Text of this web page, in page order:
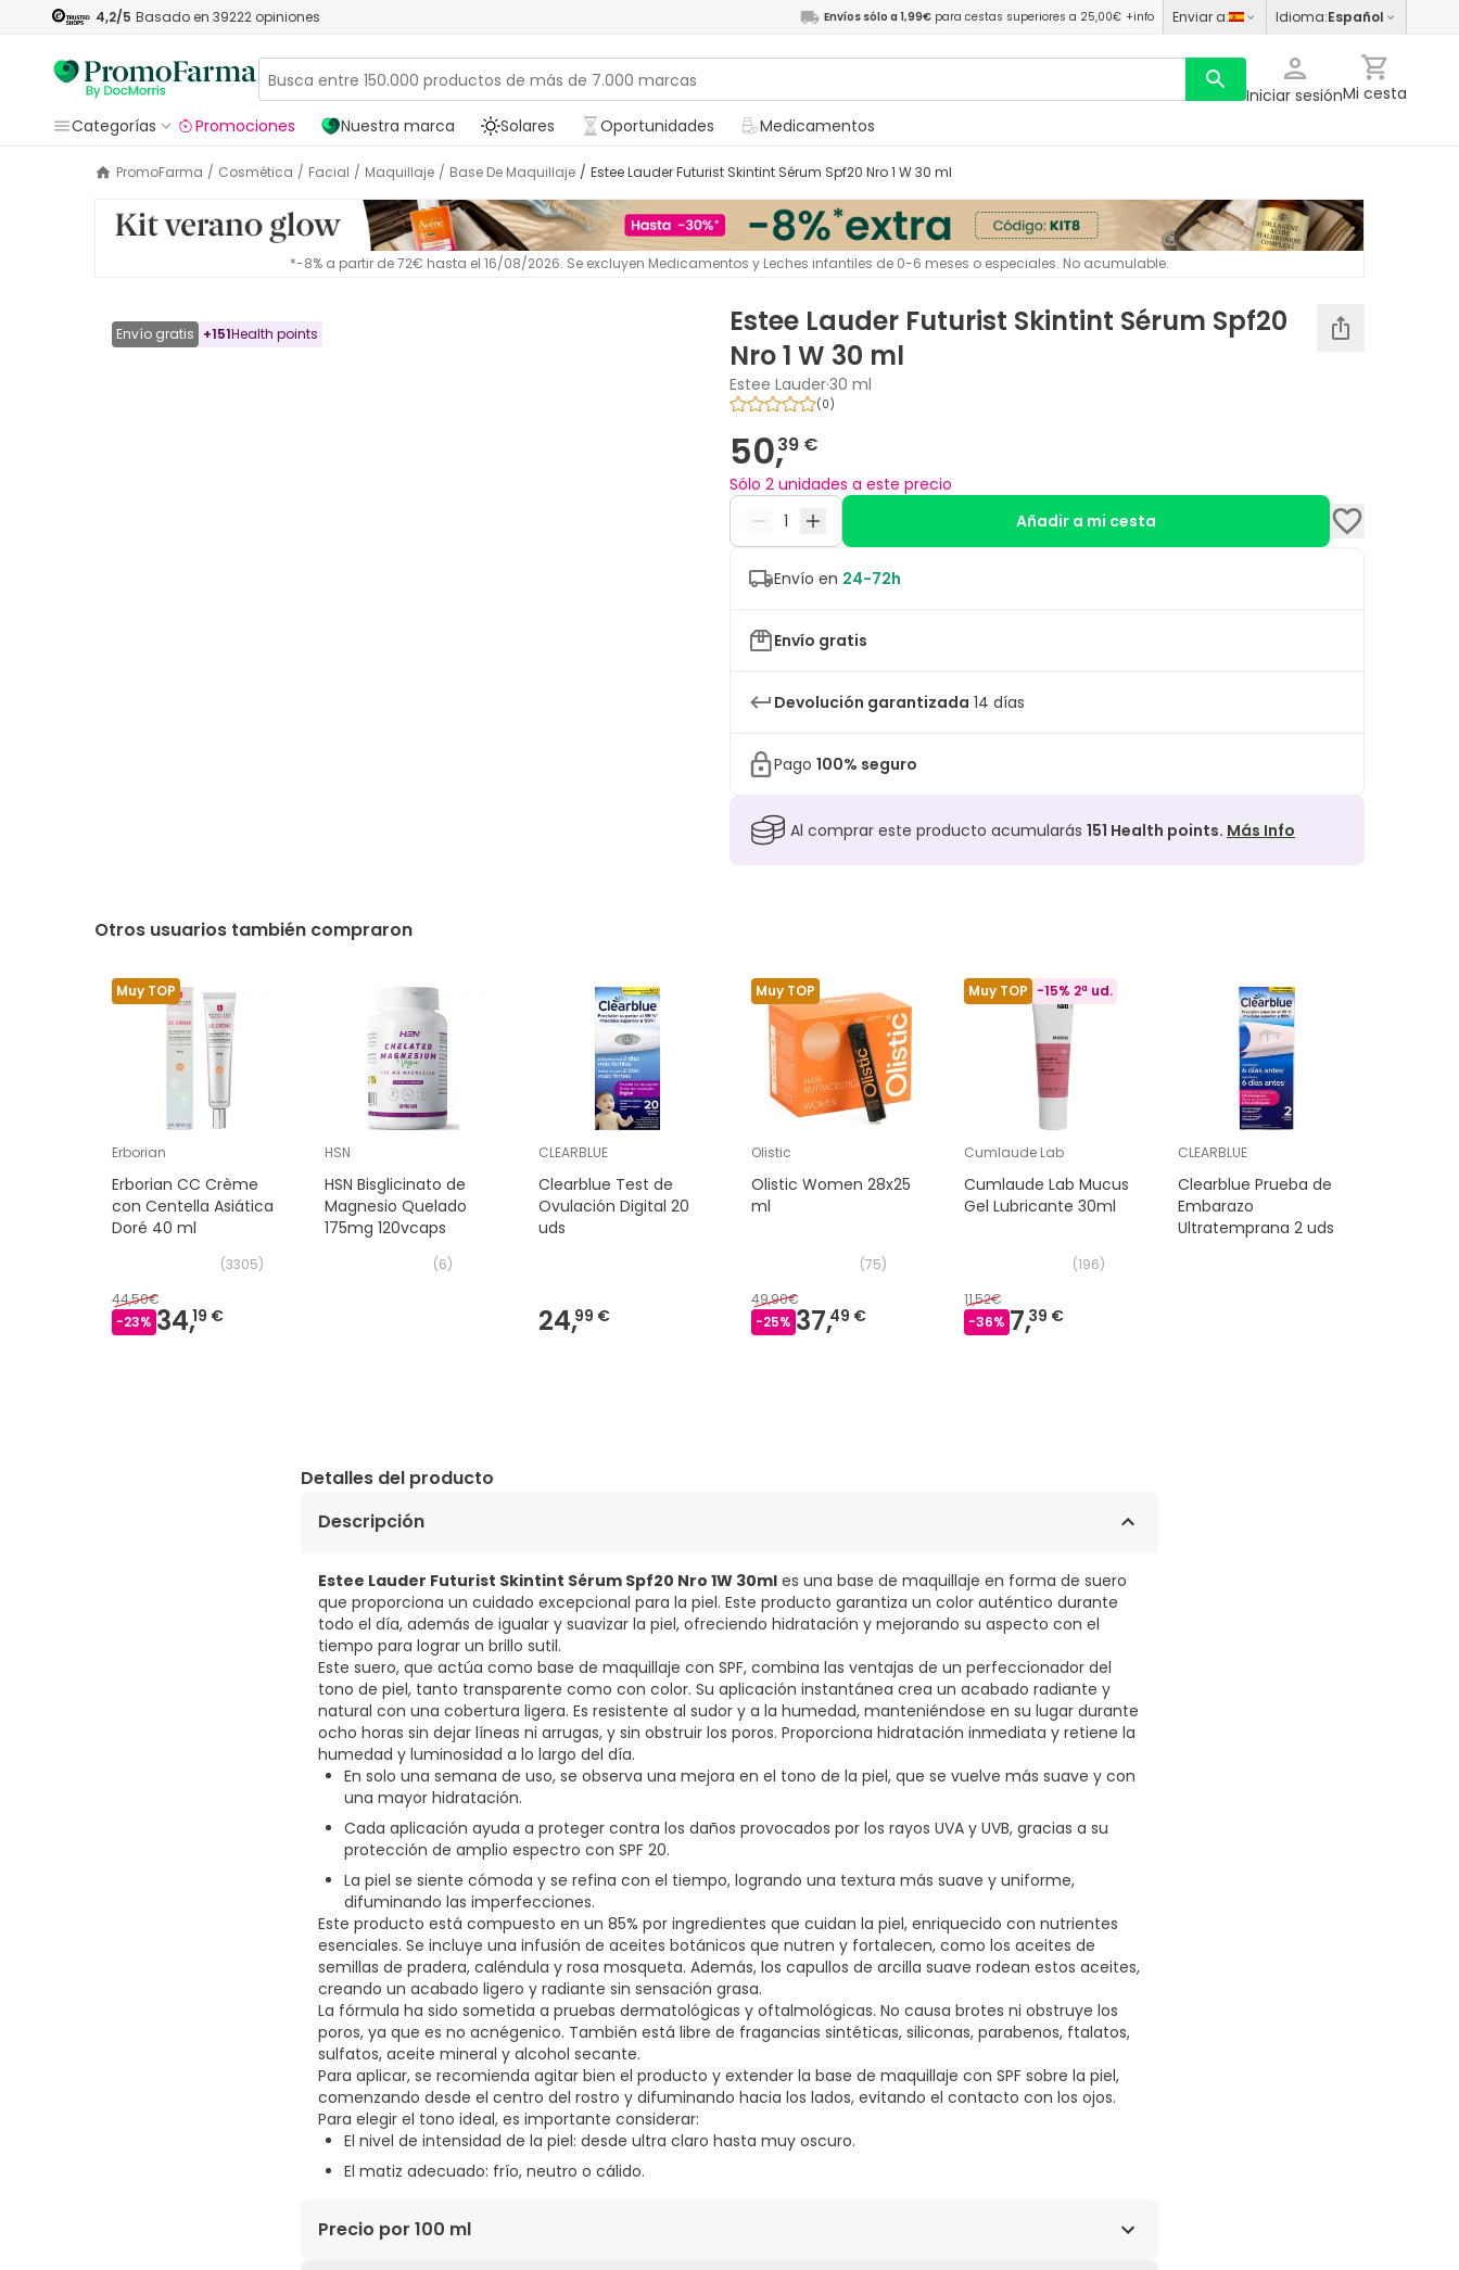
4,2/5 Basado en 39222 opiniones Envíos sólo a 1,99€ para cestas superiores a 25,00€ +info Enviar a: Idioma:Español
Iniciar sesiónMi cesta
Categorías
Promociones Nuestra marca Solares Oportunidades Medicamentos
PromoFarma / Cosmética / Facial / Maquillaje / Base De Maquillaje / Estee Lauder Futurist Skintint Sérum Spf20 Nro 1 W 30 ml
*-8% a partir de 72€ hasta el 16/08/2026. Se excluyen Medicamentos y Leches infantiles de 0-6 meses o especiales. No acumulable.
Envío gratis +151Health points
Estee Lauder Futurist Skintint Sérum Spf20
Nro 1 W 30 ml
Estee Lauder·30 ml
(0)
50,39 €
Sólo 2 unidades a este precio
Añadir a mi cesta
Envío en 24-72h
Envío gratis
Devolución garantizada 14 días
Pago 100% seguro
Al comprar este producto acumularás 151 Health points. Más Info
Otros usuarios también compraron
Muy TOP
Erborian
Erborian CC Crème
con Centella Asiática
Doré 40 ml
(3305)
44,50€
-23% 34,19 €
HSN
HSN Bisglicinato de
Magnesio Quelado
175mg 120vcaps
(6)
CLEARBLUE
Clearblue Test de
Ovulación Digital 20
uds
24,99 €
Muy TOP
Olistic
Olistic Women 28x25
ml
(75)
49,90€
-25% 37,49 €
Muy TOP -15% 2ª ud.
Cumlaude Lab
Cumlaude Lab Mucus
Gel Lubricante 30ml
(196)
11,52€
-36% 7,39 €
CLEARBLUE
Clearblue Prueba de
Embarazo
Ultratemprana 2 uds
Detalles del producto
Descripción
Estee Lauder Futurist Skintint Sérum Spf20 Nro 1W 30ml es una base de maquillaje en forma de suero
que proporciona un cuidado excepcional para la piel. Este producto garantiza un color auténtico durante
todo el día, además de igualar y suavizar la piel, ofreciendo hidratación y mejorando su aspecto con el
tiempo para lograr un brillo sutil.
Este suero, que actúa como base de maquillaje con SPF, combina las ventajas de un perfeccionador del
tono de piel, tanto transparente como con color. Su aplicación instantánea crea un acabado radiante y
natural con una cobertura ligera. Es resistente al sudor y a la humedad, manteniéndose en su lugar durante
ocho horas sin dejar líneas ni arrugas, y sin obstruir los poros. Proporciona hidratación inmediata y retiene la
humedad y luminosidad a lo largo del día.
En solo una semana de uso, se observa una mejora en el tono de la piel, que se vuelve más suave y con
una mayor hidratación.
Cada aplicación ayuda a proteger contra los daños provocados por los rayos UVA y UVB, gracias a su
protección de amplio espectro con SPF 20.
La piel se siente cómoda y se refina con el tiempo, logrando una textura más suave y uniforme,
difuminando las imperfecciones.
Este producto está compuesto en un 85% por ingredientes que cuidan la piel, enriquecido con nutrientes
esenciales. Se incluye una infusión de aceites botánicos que nutren y fortalecen, como los aceites de
semillas de pradera, caléndula y rosa mosqueta. Además, los capullos de arcilla suave rodean estos aceites,
creando un acabado ligero y radiante sin sensación grasa.
La fórmula ha sido sometida a pruebas dermatológicas y oftalmológicas. No causa brotes ni obstruye los
poros, ya que es no acnégenico. También está libre de fragancias sintéticas, siliconas, parabenos, ftalatos,
sulfatos, aceite mineral y alcohol secante.
Para aplicar, se recomienda agitar bien el producto y extender la base de maquillaje con SPF sobre la piel,
comenzando desde el centro del rostro y difuminando hacia los lados, evitando el contacto con los ojos.
Para elegir el tono ideal, es importante considerar:
El nivel de intensidad de la piel: desde ultra claro hasta muy oscuro.
El matiz adecuado: frío, neutro o cálido.
Precio por 100 ml